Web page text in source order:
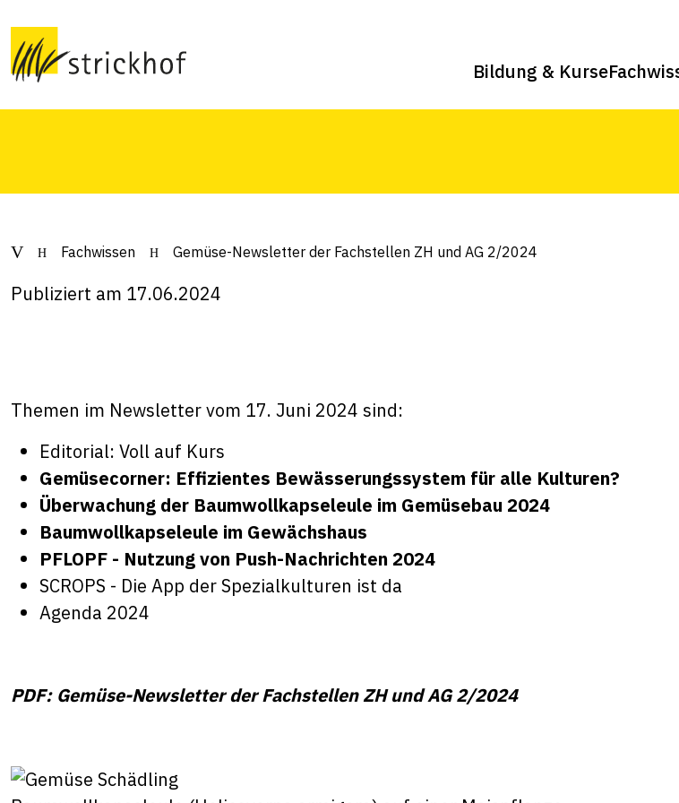
Bildung & Kurse
Fachstellen ZH und AG 2/2024
Aktuelles für die Gemüseproduktion der Regionen AG, BL, GR, ZH und
Fachwissen Gemüse-Newsletter der Fachstellen ZH und AG 2/2024
Publiziert am 17.06.2024
Themen im Newsletter vom 17. Juni 2024 sind:
Editorial: Voll auf Kurs
Gemüsecorner: Effizientes Bewässerungssystem für alle Kulturen?
Überwachung der Baumwollkapseleule im Gemüsebau 2024
Baumwollkapseleule im Gewächshaus
PFLOPF - Nutzung von Push-Nachrichten 2024
SCROPS - Die App der Spezialkulturen ist da
Agenda 2024
PDF: Gemüse-Newsletter der Fachstellen ZH und AG 2/2024